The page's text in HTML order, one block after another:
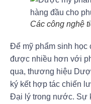
Các công nghệ
Để mỹ phẩm sinh học
được nhiều hơn với
qua, thương hiệu
ký kết hợp tác chiến
Đại lý trong nước. Sự